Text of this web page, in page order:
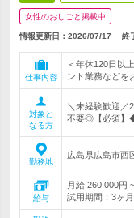
女性のおしごと掲載中
情報更新日：2026/07/17 終
仕事内容
＜年休120日以
ント業務などを
対象と
なる方
＼未経験歓迎／
不要◎【必須】◆
勤務地
広島県広島市西
給与
月給 260,000円
試用期間：3ヶ